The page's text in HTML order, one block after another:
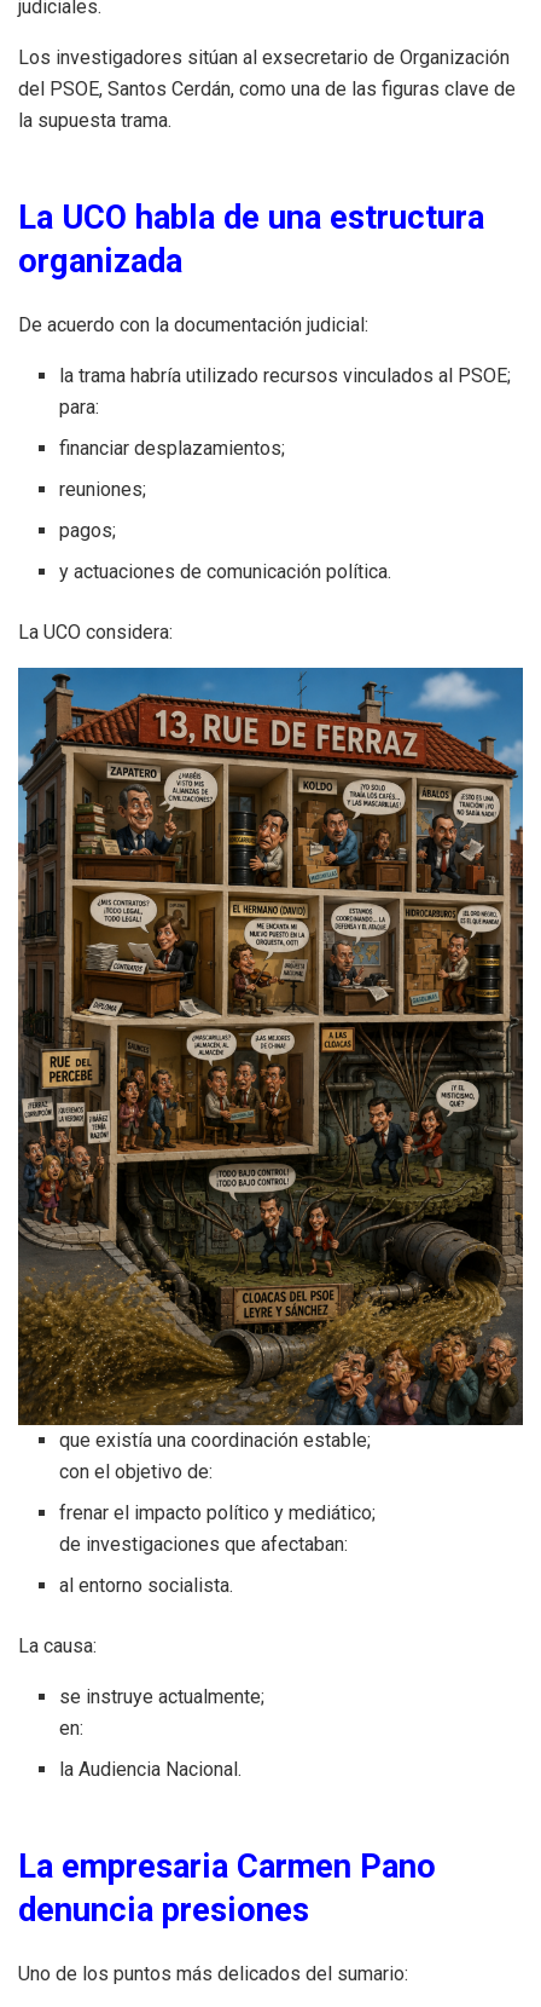
judiciales.
Los investigadores sitúan al exsecretario de Organización
del PSOE, Santos Cerdán, como una de las figuras clave de
la supuesta trama.
La UCO habla de una estructura
organizada
De acuerdo con la documentación judicial:
la trama habría utilizado recursos vinculados al PSOE;
para:
financiar desplazamientos;
reuniones;
pagos;
y actuaciones de comunicación política.
La UCO considera:
que existía una coordinación estable;
con el objetivo de:
frenar el impacto político y mediático;
de investigaciones que afectaban:
al entorno socialista.
La causa:
se instruye actualmente;
en:
la Audiencia Nacional.
La empresaria Carmen Pano
denuncia presiones
Uno de los puntos más delicados del sumario: